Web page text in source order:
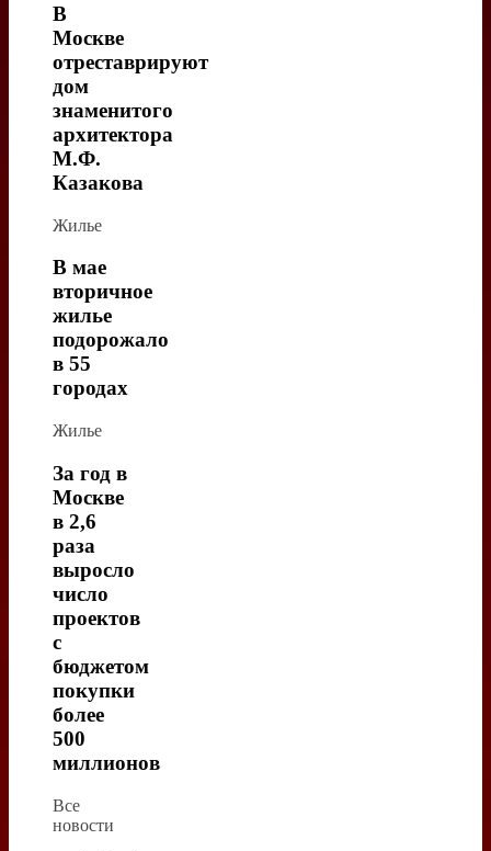
В
Москве
отреставрируют
дом
знаменитого
архитектора
М.Ф.
Казакова
Жилье
В мае
вторичное
жилье
подорожало
в 55
городах
Жилье
За год в
Москве
в 2,6
раза
выросло
число
проектов
с
бюджетом
покупки
более
500
миллионов
Все
новости